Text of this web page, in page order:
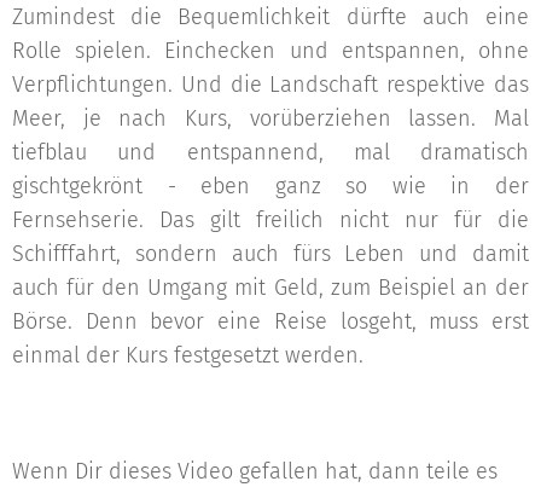
Zumindest die Bequemlichkeit dürfte auch eine
Rolle spielen. Einchecken und entspannen, ohne
Verpflichtungen. Und die Landschaft respektive das
Meer, je nach Kurs, vorüberziehen lassen. Mal
tiefblau und entspannend, mal dramatisch
gischtgekrönt - eben ganz so wie in der
Fernsehserie. Das gilt freilich nicht nur für die
Schifffahrt, sondern auch fürs Leben und damit
auch für den Umgang mit Geld, zum Beispiel an der
Börse. Denn bevor eine Reise losgeht, muss erst
einmal der Kurs festgesetzt werden.
Wenn Dir dieses Video gefallen hat, dann teile es